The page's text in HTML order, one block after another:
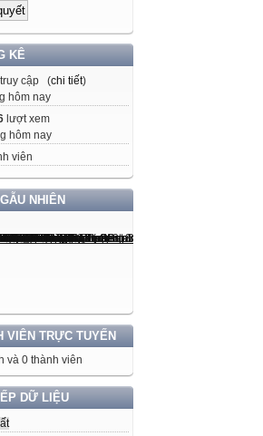
KÊ
truy cập (chi tiết)
hôm nay
lượt xem
hôm nay
viên
NHIÊN
VIÊN TRỰC TUYẾN
và 0 thành viên
DỮ LIỆU